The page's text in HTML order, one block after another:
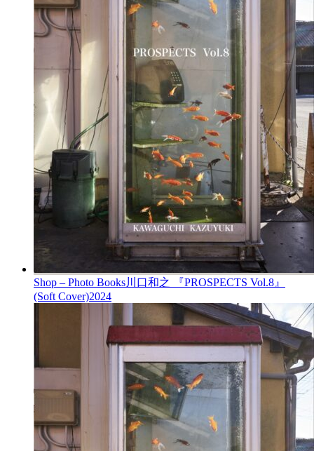
Shop – Photo Books川口和之 『PROSPECTS Vol.8』
(Soft Cover)2024